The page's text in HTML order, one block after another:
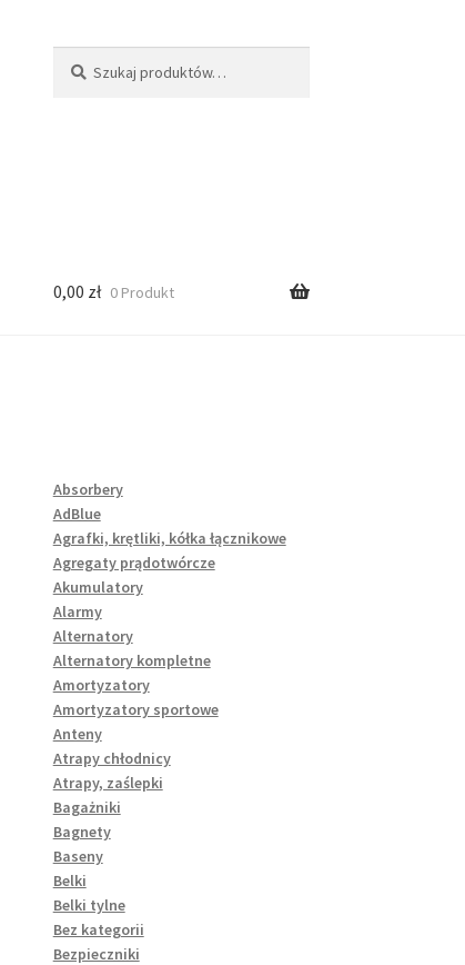
0,00 zł 0 Produkt
Absorbery
AdBlue
Agrafki, krętliki, kółka łącznikowe
Agregaty prądotwórcze
Akumulatory
Alarmy
Alternatory
Alternatory kompletne
Amortyzatory
Amortyzatory sportowe
Anteny
Atrapy chłodnicy
Atrapy, zaślepki
Bagażniki
Bagnety
Baseny
Belki
Belki tylne
Bez kategorii
Bezpieczniki